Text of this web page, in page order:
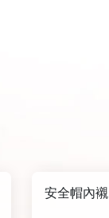
安全帽內襯